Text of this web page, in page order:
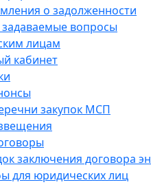
о задолженности
задаваемые вопросы
лицам
кабинет
закупок МСП
заключения договора
для юридических лиц